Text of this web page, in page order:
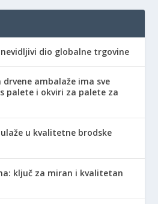
dio globalne trgovine
ambalaže ima sve
palete i okviri za palete za
u kvalitetne brodske
ključ za miran i kvalitetan